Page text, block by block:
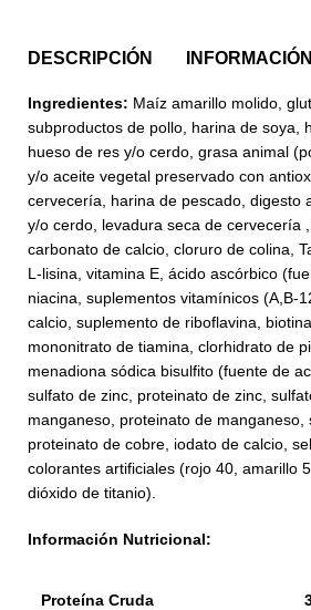
DESCRIPCIÓN
Ingredientes: Maíz amarillo molido,
subproductos de pollo, harina de soya,
hueso de res y/o cerdo, grasa animal
y/o aceite vegetal preservado con
cervecería, harina de pescado, digesto
y/o cerdo, levadura seca de cervecería
carbonato de calcio, cloruro de colina,
L-lisina, vitamina E, ácido ascórbico
niacina, suplementos vitamínicos (A,B-
calcio, suplemento de riboflavina,
mononitrato de tiamina, clorhidrato de
menadiona sódica bisulfito (fuente de
sulfato de zinc, proteinato de zinc,
manganeso, proteinato de manganeso,
proteinato de cobre, iodato de calcio,
colorantes artificiales (rojo 40, amarillo
dióxido de titanio).
Información Nutricional:
Proteína Cruda